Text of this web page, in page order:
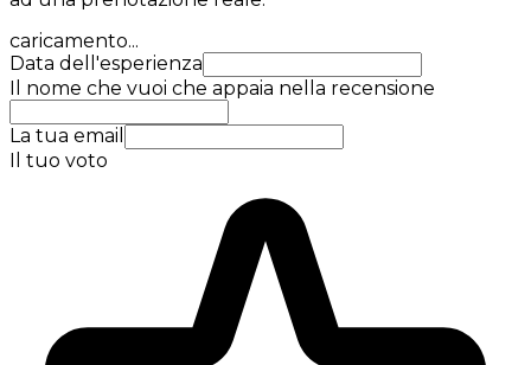
caricamento...
Data dell'esperienza
Il nome che vuoi che appaia nella recensione
La tua email
Il tuo voto